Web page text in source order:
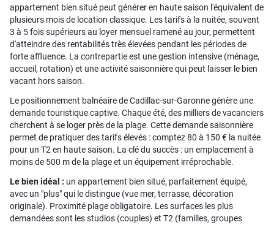
appartement bien situé peut générer en haute saison l'équivalent de
plusieurs mois de location classique. Les tarifs à la nuitée, souvent
3 à 5 fois supérieurs au loyer mensuel ramené au jour, permettent
d'atteindre des rentabilités très élevées pendant les périodes de
forte affluence. La contrepartie est une gestion intensive (ménage,
accueil, rotation) et une activité saisonnière qui peut laisser le bien
vacant hors saison.
Le positionnement balnéaire de Cadillac-sur-Garonne génère une
demande touristique captive. Chaque été, des milliers de vacanciers
cherchent à se loger près de la plage. Cette demande saisonnière
permet de pratiquer des tarifs élevés : comptez 80 à 150 € la nuitée
pour un T2 en haute saison. La clé du succès : un emplacement à
moins de 500 m de la plage et un équipement irréprochable.
Le bien idéal : un appartement bien situé, parfaitement équipé,
avec un "plus" qui le distingue (vue mer, terrasse, décoration
originale). Proximité plage obligatoire. Les surfaces les plus
demandées sont les studios (couples) et T2 (familles, groupes